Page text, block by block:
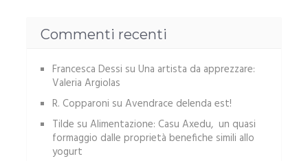
Commenti recenti
Francesca Dessi su Una artista da apprezzare:
Valeria Argiolas
R. Copparoni su Avendrace delenda est!
Tilde su Alimentazione: Casu Axedu, un quasi
formaggio dalle proprietà benefiche simili allo
yogurt